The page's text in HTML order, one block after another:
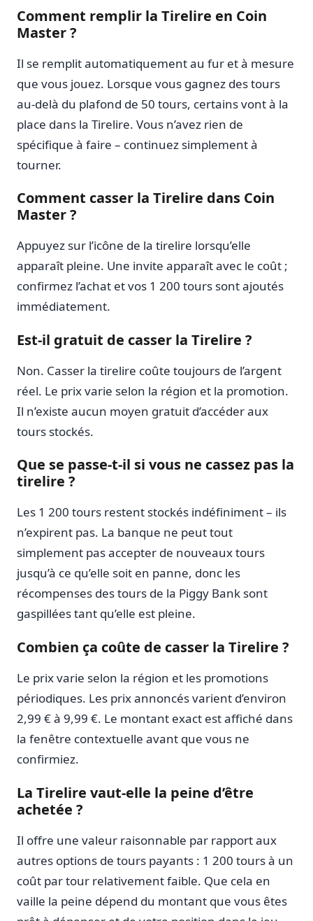
Comment remplir la Tirelire en Coin
Master ?
Il se remplit automatiquement au fur et à mesure
que vous jouez. Lorsque vous gagnez des tours
au-delà du plafond de 50 tours, certains vont à la
place dans la Tirelire. Vous n’avez rien de
spécifique à faire – continuez simplement à
tourner.
Comment casser la Tirelire dans Coin
Master ?
Appuyez sur l’icône de la tirelire lorsqu’elle
apparaît pleine. Une invite apparaît avec le coût ;
confirmez l’achat et vos 1 200 tours sont ajoutés
immédiatement.
Est-il gratuit de casser la Tirelire ?
Non. Casser la tirelire coûte toujours de l’argent
réel. Le prix varie selon la région et la promotion.
Il n’existe aucun moyen gratuit d’accéder aux
tours stockés.
Que se passe-t-il si vous ne cassez pas la
tirelire ?
Les 1 200 tours restent stockés indéfiniment – ​​ils
n’expirent pas. La banque ne peut tout
simplement pas accepter de nouveaux tours
jusqu’à ce qu’elle soit en panne, donc les
récompenses des tours de la Piggy Bank sont
gaspillées tant qu’elle est pleine.
Combien ça coûte de casser la Tirelire ?
Le prix varie selon la région et les promotions
périodiques. Les prix annoncés varient d’environ
2,99 € à 9,99 €. Le montant exact est affiché dans
la fenêtre contextuelle avant que vous ne
confirmiez.
La Tirelire vaut-elle la peine d’être
achetée ?
Il offre une valeur raisonnable par rapport aux
autres options de tours payants : 1 200 tours à un
coût par tour relativement faible. Que cela en
vaille la peine dépend du montant que vous êtes